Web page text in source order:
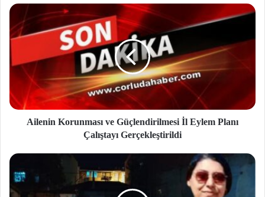
si
Ailenin Korunması ve Güçlendirilmesi İl Eylem Planı
Çalıştayı Gerçekleştirildi